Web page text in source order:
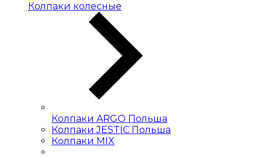
Колпаки колесные
Колпаки ARGO Польша
Колпаки JESTIC Польша
Колпаки MIX